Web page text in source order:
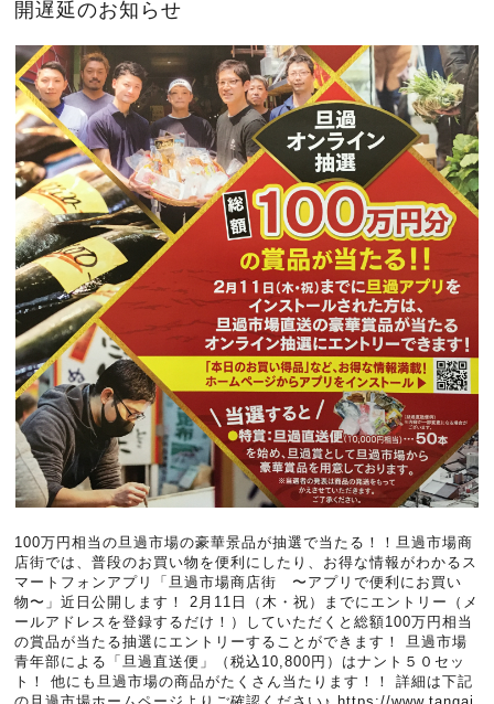
開遅延のお知らせ
100万円相当の旦過市場の豪華景品が抽選で当たる！！旦過市場商
店街では、普段のお買い物を便利にしたり、お得な情報がわかるス
マートフォンアプリ「旦過市場商店街 〜アプリで便利にお買い
物〜」近日公開します！ 2月11日（木・祝）までにエントリー（メ
ールアドレスを登録するだけ！）していただくと総額100万円相当
の賞品が当たる抽選にエントリーすることができます！ 旦過市場
青年部による「旦過直送便」（税込10,800円）はナント５０セッ
ト！ 他にも旦過市場の商品がたくさん当たります！！ 詳細は下記